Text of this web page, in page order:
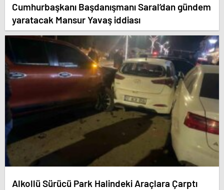
Cumhurbaşkanı Başdanışmanı Saral’dan gündem
yaratacak Mansur Yavaş iddiası
Alkollü Sürücü Park Halindeki Araçlara Çarptı